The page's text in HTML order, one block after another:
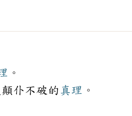
。
顛仆不破的 真理 。